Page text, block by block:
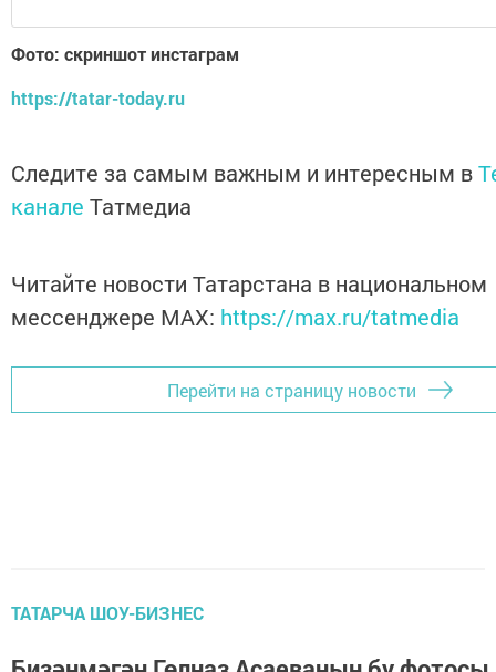
Фото: скриншот инстаграм
https://tatar-today.ru
Следите за самым важным и интересным в
канале Татмедиа
Читайте новости Татарстана в национальном
мессенджере MАХ: https://max.ru/tatmedia
Перейти на страницу новости
ТАТАРЧА ШОУ-БИЗНЕС